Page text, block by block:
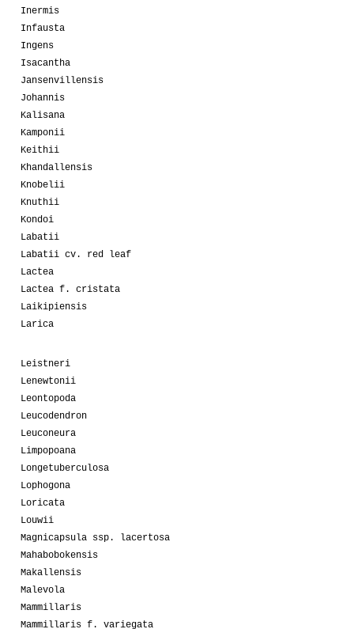
Inermis
Infausta
Ingens
Isacantha
Jansenvillensis
Johannis
Kalisana
Kamponii
Keithii
Khandallensis
Knobelii
Knuthii
Kondoi
Labatii
Labatii cv. red leaf
Lactea
Lactea f. cristata
Laikipiensis
Larica
Leistneri
Lenewtonii
Leontopoda
Leucodendron
Leuconeura
Limpopoana
Longetuberculosa
Lophogona
Loricata
Louwii
Magnicapsula ssp. lacertosa
Mahabobokensis
Makallensis
Malevola
Mammillaris
Mammillaris f. variegata